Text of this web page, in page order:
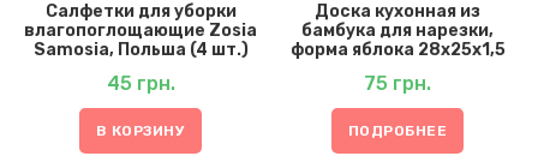
Салфетки для уборки
влагопоглощающие Zosia
Samosia, Польша (4 шт.)
45 грн.
В КОРЗИНУ
Доска кухонная из
бамбука для нарезки,
форма яблока 28х25х1,5
75 грн.
ПОДРОБНЕЕ